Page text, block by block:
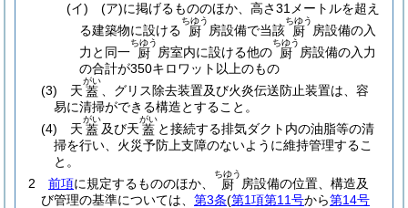
(イ)
(ア)に掲げるもののほか、高さ31メートルを超え
る建築物に設ける
厨
ちゆう
房設備で当該 厨
ちゆう
房設備の入
力と同一
厨
ちゆう
房室内に設ける他の 厨
ちゆう
房設備の入力
の合計が350キロワット以上のもの
(3)
天 蓋
がい
、グリス除去装置及び火炎伝送防止装置は、容
易に清掃ができる構造とすること。
(4)
天 蓋
がい
及び天 蓋
がい
と接続する排気ダクト内の油脂等の清
掃を行い、火災予防上支障のないように維持管理するこ
と。
2
前項に規定するもののほか、 厨
ちゆう
房設備の位置、構造及
び管理の基準については、 第3条(第1項第11号から第14号